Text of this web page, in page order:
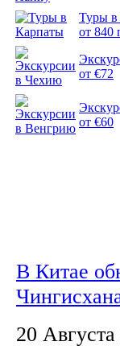
Туры в
от 840
от €72
от €60
В Китае
20